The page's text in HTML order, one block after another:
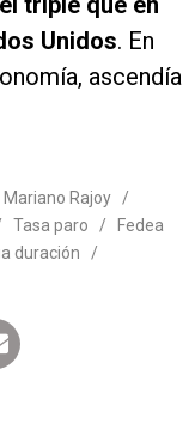
Unidos. En
ascendía
Mariano Rajoy
/
Tasa paro /
Fedea
duración
/